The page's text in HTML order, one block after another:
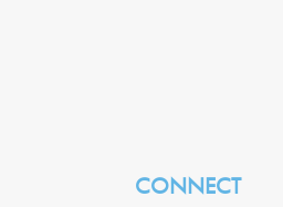
CONNECT